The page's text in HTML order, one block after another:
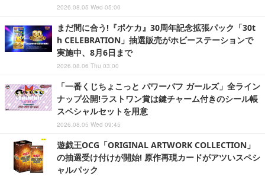
2026.08.05 Wed 05:00
まだ間に合う!『ポケカ』30周年記念拡張パック「30t
h CELEBRATION」抽選販売がホビーステーションで
実施中、8月6日まで
2026.08.06 Thu 03:00
「一番くじちょこっと パワーパフ ガールズ」全ライン
ナップ公開!ラストワン賞は鍵チャーム付きのシール帳
スペシャルセットを用意
2026.08.05 Wed 09:45
遊戯王OCG「ORIGINAL ARTWORK COLLECTION」
の抽選受け付けが開始! 原作再現カードがアツいスペシ
ャルパック